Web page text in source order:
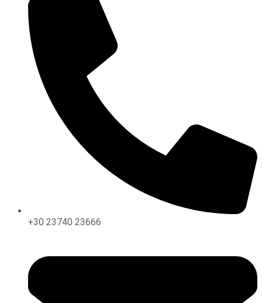
+30 23740 23666